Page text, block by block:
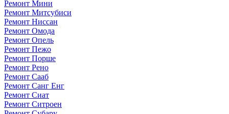
Ремонт Мини
Ремонт Митсубиси
Ремонт Ниссан
Ремонт Омода
Ремонт Опель
Ремонт Пежо
Ремонт Порше
Ремонт Рено
Ремонт Сааб
Ремонт Санг Енг
Ремонт Сиат
Ремонт Ситроен